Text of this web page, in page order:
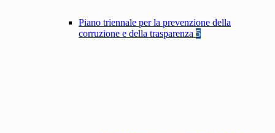
Piano triennale per la prevenzione della
corruzione e della trasparenza 5